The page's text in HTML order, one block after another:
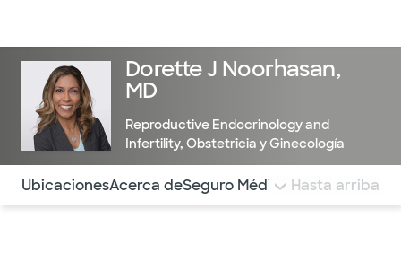
Dorette J Noorhasan,
MD
Reproductive Endocrinology and
Infertility, Obstetricia y Ginecología
Utilice esta navegación para saltar rápidamente a
UbicacionesAcerca deSeguro Médico COMENTARIOS
Hasta arriba